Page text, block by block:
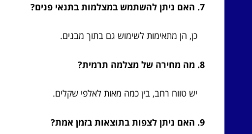
7. האם ניתן להשתמש במצלמות בתנאי פנים?
כן, הן מתאימות לשימוש גם בתוך מבנים.
8. מה מחירה של מצלמה תרמית?
יש טווח רחב, בין כמה מאות לאלפי שקלים.
9. האם ניתן לצפות בתוצאות בזמן אמת?